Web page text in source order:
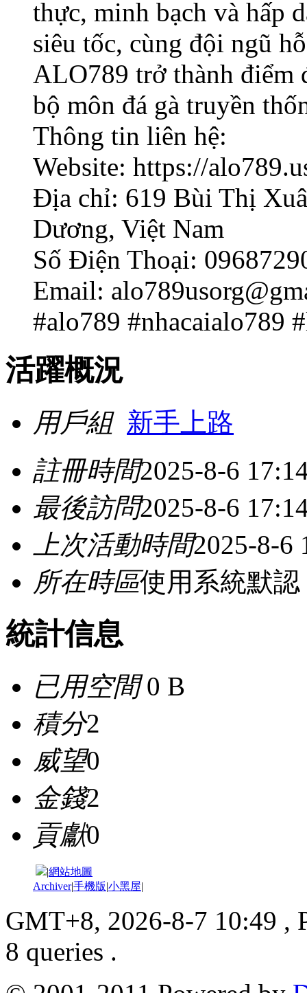
thực, minh bạch và hấp
siêu tốc, cùng đội ngũ
ALO789 trở thành điểm
bộ môn đá gà truyền
Thông tin liên hệ:
Website: https://
Địa chỉ: 619 Bùi Thị
Dương, Việt Nam
Số Điện Thoại:
Email:
#alo789 #nhacaialo789
活躍概況
用戶組 新手上路
註冊時間2025-8-6
最後訪問2025-8-6
上次活動時間2025-8-6
所在時區使用系統默認
統計信息
已用空間0 B
積分2
威望0
金錢2
貢獻0
|網站地圖
Archiver|手機版|小黑屋|
GMT+8, 2026-8-7 10:49 ,
8 queries .